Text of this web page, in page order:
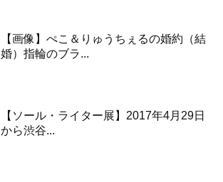
【画像】ぺこ＆りゅうちぇるの婚約（結
婚）指輪のブラ...
【ソール・ライター展】2017年4月29日
から渋谷...